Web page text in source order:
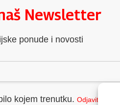
Newsletter
ponude i novosti
kojem trenutku. Odjavite se?